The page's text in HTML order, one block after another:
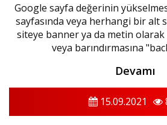
Google sayfa değerinin
sayfasında veya herhangi bir alt
siteye banner ya da metin olarak
veya barındırmasına
Devamı
15.09.2021